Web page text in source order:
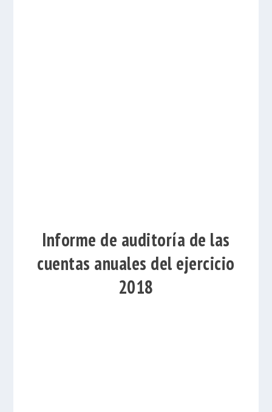
Informe de auditoría de las
cuentas anuales del ejercicio
2018